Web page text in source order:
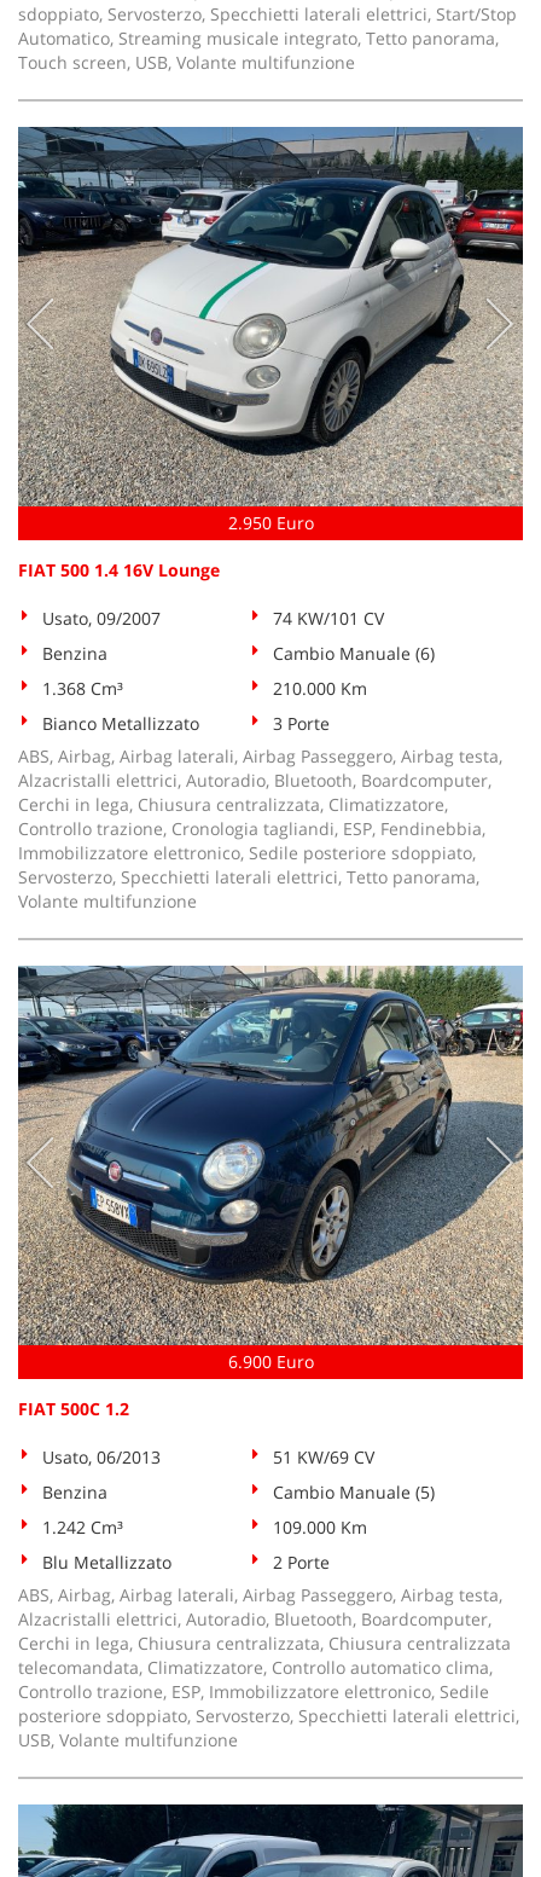
sdoppiato, Servosterzo, Specchietti laterali elettrici, Start/Stop
Automatico, Streaming musicale integrato, Tetto panorama,
Touch screen, USB, Volante multifunzione
2.950 Euro
FIAT 500 1.4 16V Lounge
Usato, 09/2007
74 KW/101 CV
Benzina
Cambio Manuale (6)
1.368 Cm³
210.000 Km
Bianco Metallizzato
3 Porte
ABS, Airbag, Airbag laterali, Airbag Passeggero, Airbag testa,
Alzacristalli elettrici, Autoradio, Bluetooth, Boardcomputer,
Cerchi in lega, Chiusura centralizzata, Climatizzatore,
Controllo trazione, Cronologia tagliandi, ESP, Fendinebbia,
Immobilizzatore elettronico, Sedile posteriore sdoppiato,
Servosterzo, Specchietti laterali elettrici, Tetto panorama,
Volante multifunzione
6.900 Euro
FIAT 500C 1.2
Usato, 06/2013
51 KW/69 CV
Benzina
Cambio Manuale (5)
1.242 Cm³
109.000 Km
Blu Metallizzato
2 Porte
ABS, Airbag, Airbag laterali, Airbag Passeggero, Airbag testa,
Alzacristalli elettrici, Autoradio, Bluetooth, Boardcomputer,
Cerchi in lega, Chiusura centralizzata, Chiusura centralizzata
telecomandata, Climatizzatore, Controllo automatico clima,
Controllo trazione, ESP, Immobilizzatore elettronico, Sedile
posteriore sdoppiato, Servosterzo, Specchietti laterali elettrici,
USB, Volante multifunzione